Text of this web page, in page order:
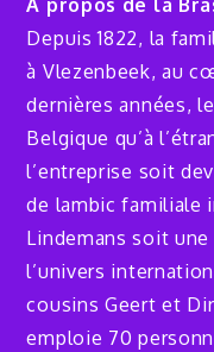
Depuis 1822, la
à Vlezenbeek, au
dernières années,
Belgique qu’à
l’entreprise soit
de lambic familiale
Lindemans soit
l’univers
cousins Geert et
emploie 70